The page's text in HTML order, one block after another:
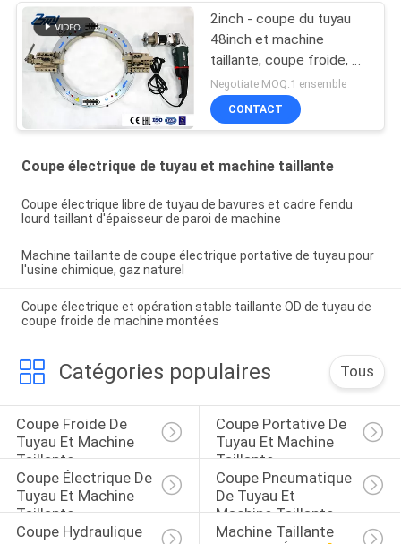
2inch - coupe du tuyau
48inch et machine
taillante, coupe froide, 2
à la coupe du tuyau
48inches, 2 à tailler du
tuyau 48inches
Negotiate MOQ:1 ensemble
CONTACT
Coupe électrique de tuyau et machine taillante
Coupe électrique libre de tuyau de bavures et cadre fendu
lourd taillant d'épaisseur de paroi de machine
Machine taillante de coupe électrique portative de tuyau pour
l'usine chimique, gaz naturel
Coupe électrique et opération stable taillante OD de tuyau de
coupe froide de machine montées
Catégories populaires Tous
Coupe Froide De
Tuyau Et Machine
Taillante
Coupe Portative De
Tuyau Et Machine
Taillante
Coupe Électrique De
Tuyau Et Machine
Taillante
Coupe Pneumatique
De Tuyau Et
Machine Taillante
Coupe Hydraulique
Machine Taillante